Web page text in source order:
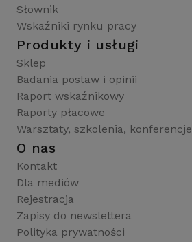
Słownik
Wskaźniki rynku pracy
Produkty i usługi
Sklep
Badania postaw i opinii
Raport wskaźnikowy
Raporty płacowe
Warsztaty, szkolenia, konferencje
O nas
Kontakt
Dla mediów
Rejestracja
Zapisy do newslettera
Polityka prywatności